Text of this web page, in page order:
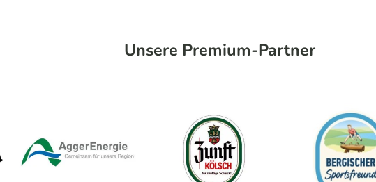
Unsere Premium-Partner